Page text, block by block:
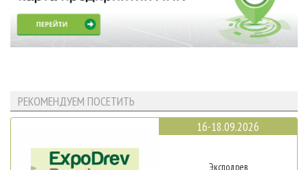
РЕКОМЕНДУЕМ ПОСЕТИТЬ
16-18.09.2026
Эксподрев